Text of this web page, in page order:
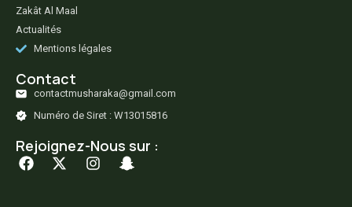
Zakât Al Maal
Actualités
Mentions légales
Contact
contactmusharaka@gmail.com
Numéro de Siret : W13015816
Rejoignez-Nous sur :